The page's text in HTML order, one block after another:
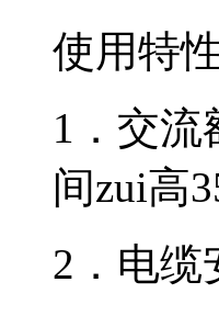
使用特
1．交流
间zui高
2．电缆